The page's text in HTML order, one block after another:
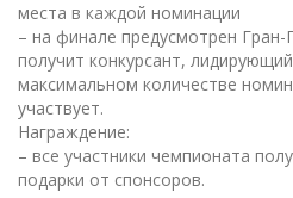
места в каждой номинации
– на финале предусмотрен
получит конкурсант,
максимальном количестве
участвует.
Награждение:
– все участники чемпионата
подарки от спонсоров.